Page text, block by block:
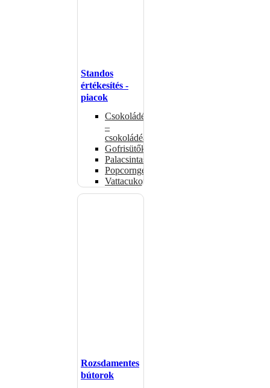
Standos
értékesítés -
piacok
Csokoládémelegítők
–
csokoládéadagolók
Gofrisütők
Palacsintasütők
Popcorngépek
Vattacukorgép
Rozsdamentes
bútorok